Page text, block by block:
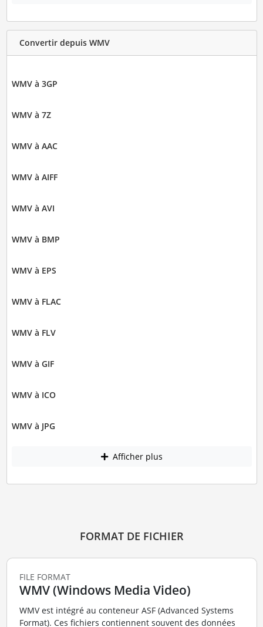
Convertir depuis WMV
WMV à 3GP
WMV à 7Z
WMV à AAC
WMV à AIFF
WMV à AVI
WMV à BMP
WMV à EPS
WMV à FLAC
WMV à FLV
WMV à GIF
WMV à ICO
WMV à JPG
Afficher plus
FORMAT DE FICHIER
FILE FORMAT
WMV (Windows Media Video)
WMV est intégré au conteneur ASF (Advanced Systems
Format). Ces fichiers contiennent souvent des données